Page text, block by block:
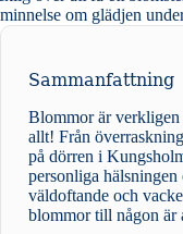
om glädjen
Sammanfattning
Blommor är verkligen
allt! Från
på dörren i
personliga
väldoftande och
blommor till någon är